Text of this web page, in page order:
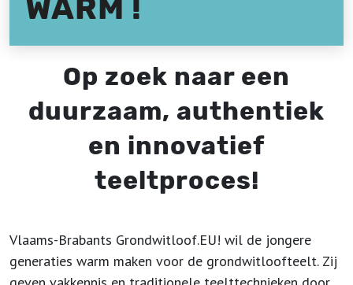
WARM !
Op zoek naar een
duurzaam, authentiek
en innovatief
teeltproces!
Vlaams-Brabants Grondwitloof.EU! wil de jongere
generaties warm maken voor de grondwitloofteelt. Zij